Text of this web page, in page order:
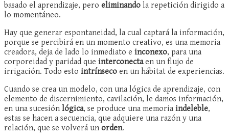
basado el aprendizaje, pero eliminando la repetición dirigido a
lo momentáneo.
Hay que generar espontaneidad, la cual captará la información,
porque se percibirá en un momento creativo, es una memoria
creadora, deja de lado lo inmediato e inconexo, para una
corporeidad y paridad que interconectaen un flujo de
irrigación. Todo esto intrínseco en un hábitat de experiencias.
Cuando se crea un modelo, con una lógica de aprendizaje, con
elemento de discernimiento, cavilación, le damos información,
en una sucesión lógica, se produce una memoria indeleble,
estas se hacen a secuencia, que adquiere una razón y una
relación, que se volverá un orden.